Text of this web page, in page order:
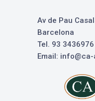
Av de Pau
Barcelona
Tel. 93 3436976
Email: